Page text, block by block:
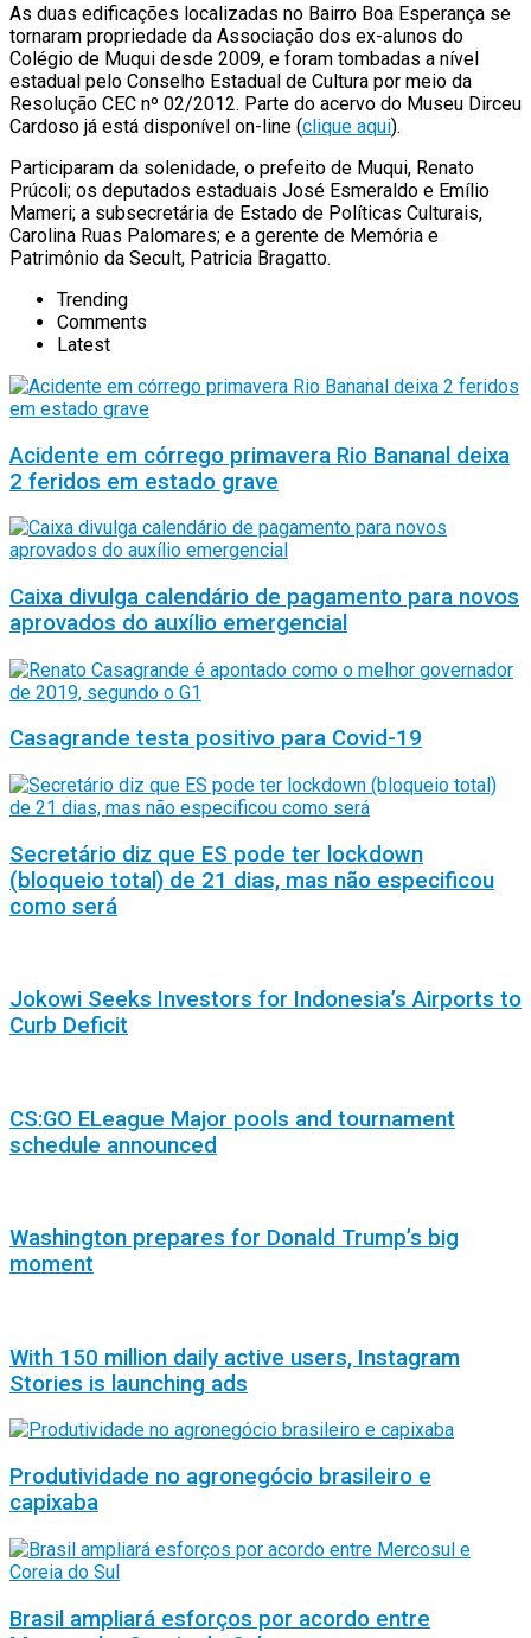
As duas edificações localizadas no Bairro Boa Esperança se
tornaram propriedade da Associação dos ex-alunos do
Colégio de Muqui desde 2009, e foram tombadas a nível
estadual pelo Conselho Estadual de Cultura por meio da
Resolução CEC nº 02/2012. Parte do acervo do Museu Dirceu
Cardoso já está disponível on-line (clique aqui).
Participaram da solenidade, o prefeito de Muqui, Renato
Prúcoli; os deputados estaduais José Esmeraldo e Emílio
Mameri; a subsecretária de Estado de Políticas Culturais,
Carolina Ruas Palomares; e a gerente de Memória e
Patrimônio da Secult, Patricia Bragatto.
Trending
Comments
Latest
Acidente em córrego primavera Rio Bananal deixa
2 feridos em estado grave
Caixa divulga calendário de pagamento para novos
aprovados do auxílio emergencial
Casagrande testa positivo para Covid-19
Secretário diz que ES pode ter lockdown
(bloqueio total) de 21 dias, mas não especificou
como será
Jokowi Seeks Investors for Indonesia’s Airports to
Curb Deficit
CS:GO ELeague Major pools and tournament
schedule announced
Washington prepares for Donald Trump’s big
moment
With 150 million daily active users, Instagram
Stories is launching ads
Produtividade no agronegócio brasileiro e
capixaba
Brasil ampliará esforços por acordo entre